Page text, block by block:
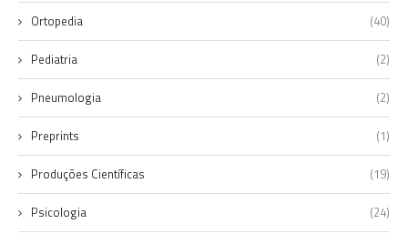
Ortopedia (40)
Pediatria (2)
Pneumologia (2)
Preprints (1)
Produções Científicas (19)
Psicologia (24)